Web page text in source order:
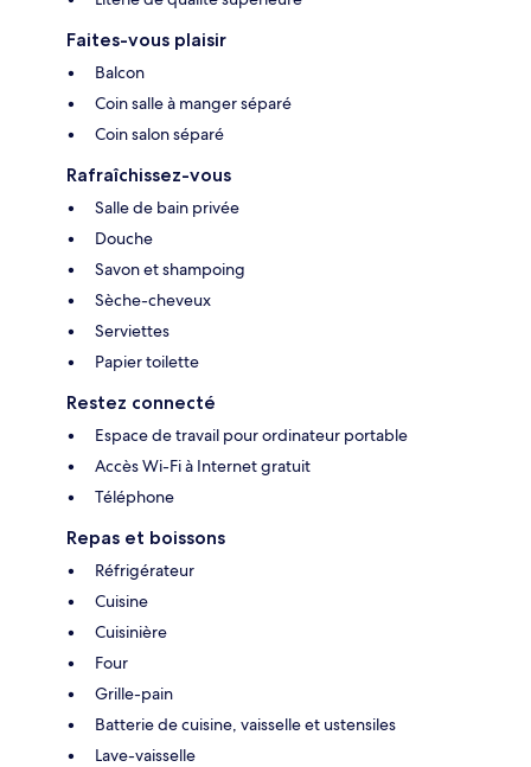
Faites-vous plaisir
Balcon
Coin salle à manger séparé
Coin salon séparé
Rafraîchissez-vous
Salle de bain privée
Douche
Savon et shampoing
Sèche-cheveux
Serviettes
Papier toilette
Restez connecté
Espace de travail pour ordinateur portable
Accès Wi-Fi à Internet gratuit
Téléphone
Repas et boissons
Réfrigérateur
Cuisine
Cuisinière
Four
Grille-pain
Batterie de cuisine, vaisselle et ustensiles
Lave-vaisselle